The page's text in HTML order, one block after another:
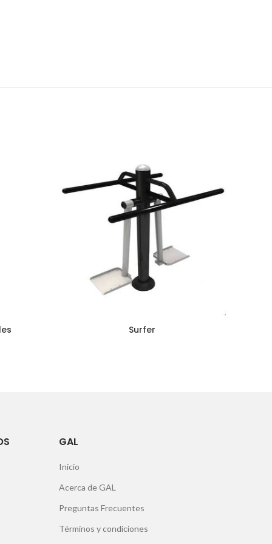
Surfer
GAL
Inicio
Acerca de GAL
Preguntas Frecuentes
Términos y condiciones